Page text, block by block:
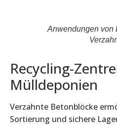
Anwendungen von
Recycling-
Mülldeponien
Verzahnte Betonblöcke
Sortierung und sichere